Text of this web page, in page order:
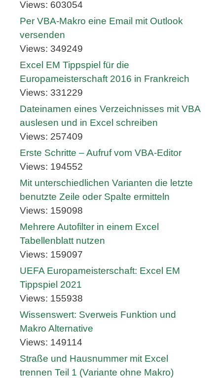
Views: 603054
Per VBA-Makro eine Email mit Outlook
versenden
Views: 349249
Excel EM Tippspiel für die
Europameisterschaft 2016 in Frankreich
Views: 331229
Dateinamen eines Verzeichnisses mit VBA
auslesen und in Excel schreiben
Views: 257409
Erste Schritte – Aufruf vom VBA-Editor
Views: 194552
Mit unterschiedlichen Varianten die letzte
benutzte Zeile oder Spalte ermitteln
Views: 159098
Mehrere Autofilter in einem Excel
Tabellenblatt nutzen
Views: 159097
UEFA Europameisterschaft: Excel EM
Tippspiel 2021
Views: 155938
Wissenswert: Sverweis Funktion und
Makro Alternative
Views: 149114
Straße und Hausnummer mit Excel
trennen Teil 1 (Variante ohne Makro)